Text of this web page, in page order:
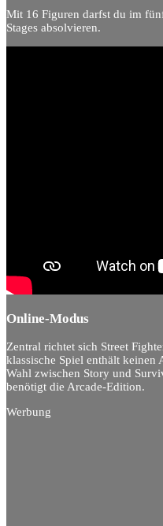
Mit 16 Figuren darfst du im
Stages absolvieren.
Online-Modus
Zentral richtet sich Street
klassische Spiel enthält keinen
Wahl zwischen Story und
benötigt die Arcade-Edition.
Werbung